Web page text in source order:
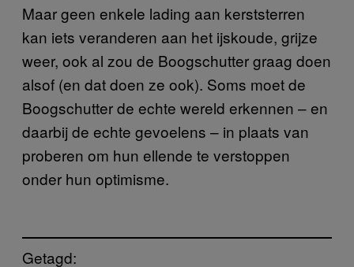
Maar geen enkele lading aan kerststerren
kan iets veranderen aan het ijskoude, grijze
weer, ook al zou de Boogschutter graag doen
alsof (en dat doen ze ook). Soms moet de
Boogschutter de echte wereld erkennen – en
daarbij de echte gevoelens – in plaats van
proberen om hun ellende te verstoppen
onder hun optimisme.
Getagd: